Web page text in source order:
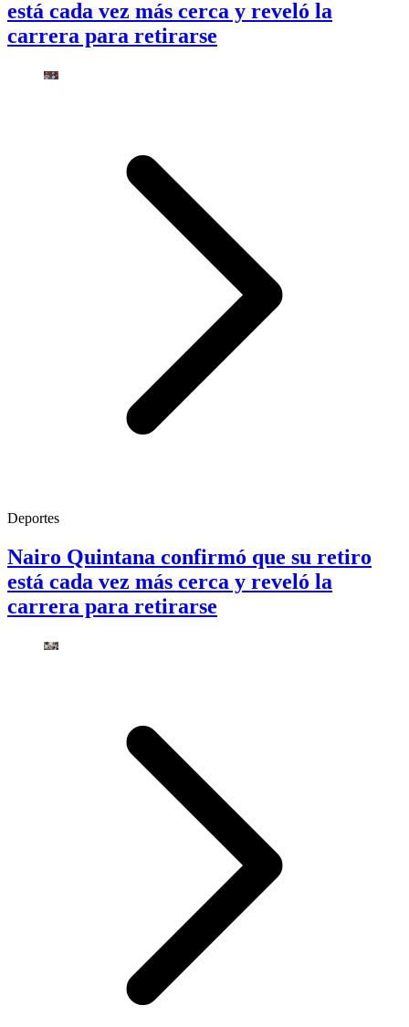
está cada vez más cerca y reveló la
carrera para retirarse
Deportes
Nairo Quintana confirmó que su retiro
está cada vez más cerca y reveló la
carrera para retirarse